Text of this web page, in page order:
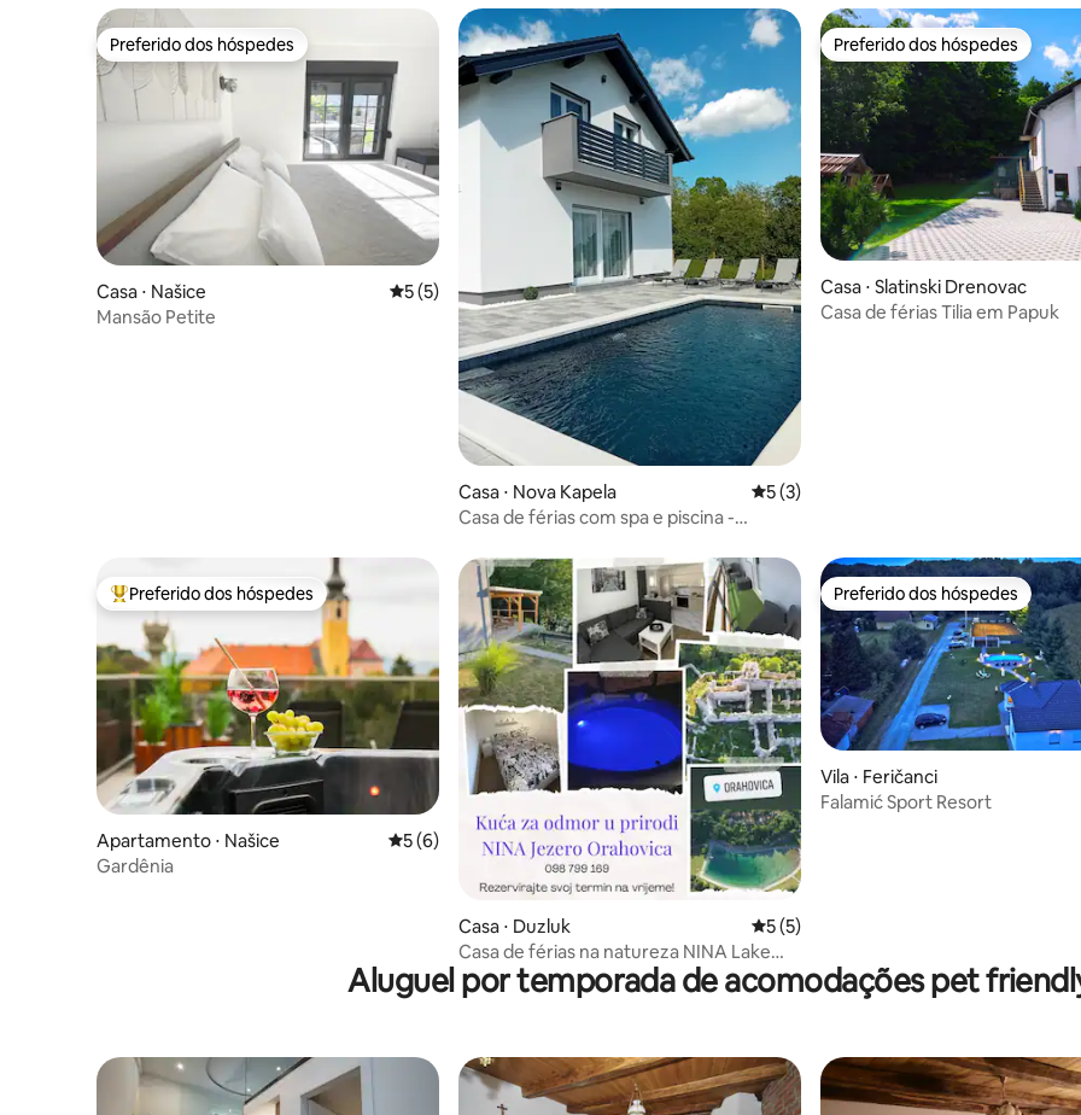
Preferido dos hóspedes
Preferido dos hóspedes
Casa ⋅ Našice 5 de uma avaliação média de 5, 5 avaliações
5 (5)
Mansão Petite
Casa ⋅ Nova Kapela 5 de uma avaliação média de 5, 3
5 (3)
Casa de férias com spa e piscina -
Preferido dos hóspedes
Preferido dos hóspedes
Casa ⋅ Slatinski Drenovac
Casa de férias Tilia em Papuk
Entre os melhores preferidos dos hóspedes
Preferido dos hóspedes
Apartamento ⋅ Našice 5 de uma avaliação média de 5, 6 avaliações
5 (6)
Gardênia
Casa ⋅ Duzluk 5 de uma avaliação média de 5, 5
5 (5)
Casa de férias na natureza NINA Lake
Orahovica
Preferido dos hóspedes
Preferido dos hóspedes
Vila ⋅ Feričanci
Falamić Sport Resort
Aluguel por temporada de acomodações pet